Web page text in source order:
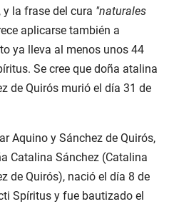
y la frase del cura "naturales
aplicarse también a
ya lleva al menos unos 44
Se cree que doña atalina
de Quirós murió el día 31 de
Aquino y Sánchez de Quirós,
Catalina Sánchez (Catalina
de Quirós), nació el día 8 de
Spíritus y fue bautizado el